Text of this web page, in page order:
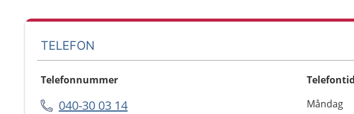
TELEFON
Telefonnummer
040-30 03 14 Dag
Måndag